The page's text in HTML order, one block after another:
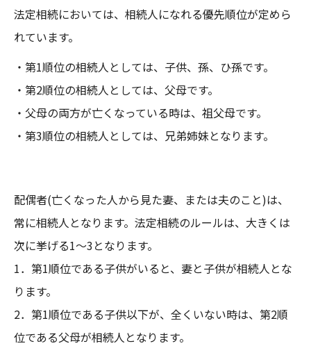
法定相続においては、相続人になれる優先順位が定めら
れています。
・第1順位の相続人としては、子供、孫、ひ孫です。
・第2順位の相続人としては、父母です。
・父母の両方が亡くなっている時は、祖父母です。
・第3順位の相続人としては、兄弟姉妹となります。
配偶者(亡くなった人から見た妻、または夫のこと)は、
常に相続人となります。法定相続のルールは、大きくは
次に挙げる1～3となります。
1．第1順位である子供がいると、妻と子供が相続人とな
ります。
2．第1順位である子供以下が、全くいない時は、第2順
位である父母が相続人となります。